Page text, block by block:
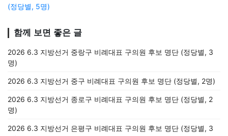
(정당별, 5명)
함께 보면 좋은 글
2026 6.3 지방선거 중랑구 비례대표 구의원 후보 명단 (정당별, 3
명)
2026 6.3 지방선거 중구 비례대표 구의원 후보 명단 (정당별, 2명)
2026 6.3 지방선거 종로구 비례대표 구의원 후보 명단 (정당별, 2
명)
2026 6.3 지방선거 은평구 비례대표 구의원 후보 명단 (정당별, 3